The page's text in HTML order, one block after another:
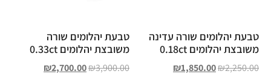
טבעת יהלומים שורה עדינה
משובצת יהלומים 0.18ct
₪2,250.00
₪1,850.00
טבעת יהלומים שורה
משובצת יהלומים 0.33ct
₪3,900.00
₪2,700.00